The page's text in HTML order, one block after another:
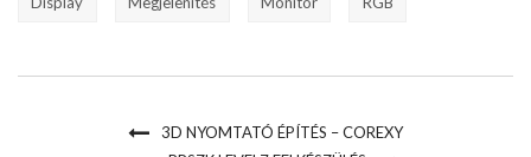
3D NYOMTATÓ ÉPÍTÉS – COREXY